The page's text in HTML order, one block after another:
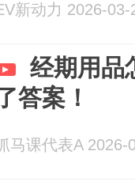
新动力 2026-03-
经期用品
答案！
马课代表A 2026-